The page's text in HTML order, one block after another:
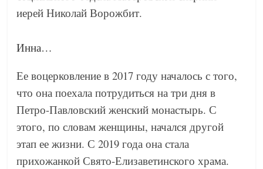
иерей Николай Ворожбит.
Инна…
Ее воцерковление в 2017 году началось с того,
что она поехала потрудиться на три дня в
Петро-Павловский женский монастырь. С
этого, по словам женщины, начался другой
этап ее жизни. С 2019 года она стала
прихожанкой Свято-Елизаветинского храма.